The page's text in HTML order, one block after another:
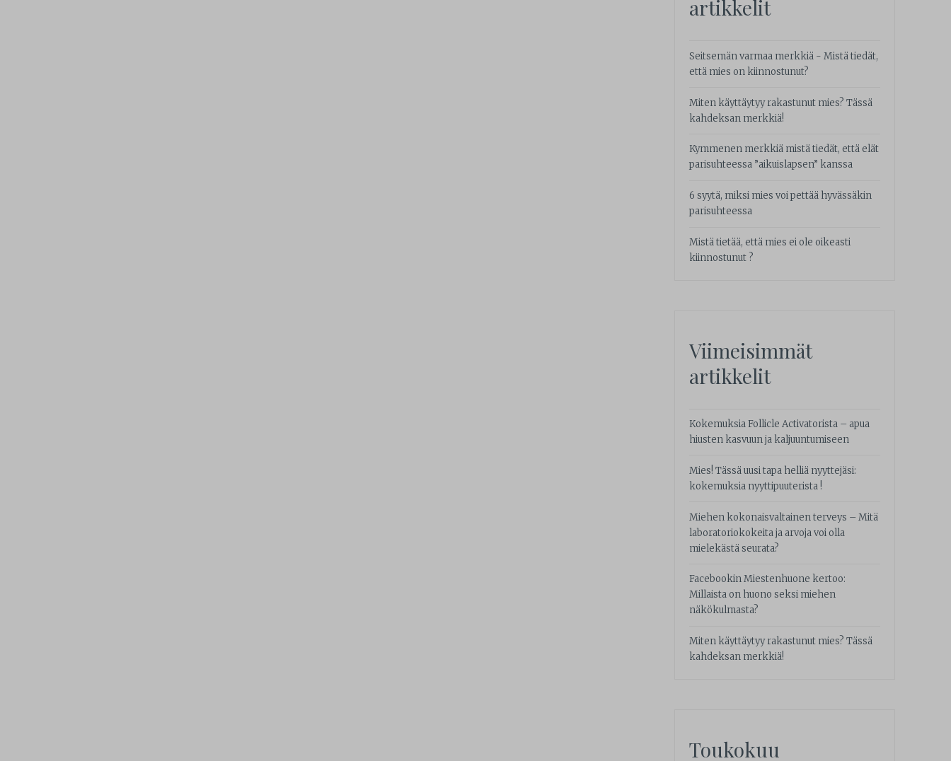
artikkelit
Seitsemän varmaa merkkiä - Mistä tiedät,
että mies on kiinnostunut?
Miten käyttäytyy rakastunut mies? Tässä
kahdeksan merkkiä!
Kymmenen merkkiä mistä tiedät, että elät
parisuhteessa ”aikuislapsen” kanssa
6 syytä, miksi mies voi pettää hyvässäkin
parisuhteessa
Mistä tietää, että mies ei ole oikeasti
kiinnostunut ?
Viimeisimmät
artikkelit
Kokemuksia Follicle Activatorista – apua
hiusten kasvuun ja kaljuuntumiseen
Mies! Tässä uusi tapa helliä nyyttejäsi:
kokemuksia nyyttipuuterista !
Miehen kokonaisvaltainen terveys – Mitä
laboratoriokokeita ja arvoja voi olla
mielekästä seurata?
Facebookin Miestenhuone kertoo:
Millaista on huono seksi miehen
näkökulmasta?
Miten käyttäytyy rakastunut mies? Tässä
kahdeksan merkkiä!
Toukokuu